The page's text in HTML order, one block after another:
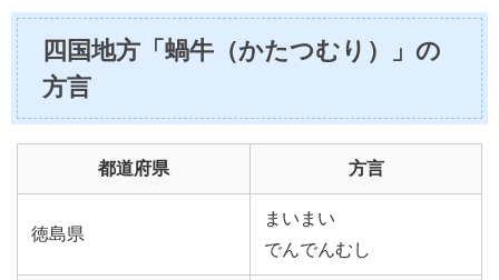
四国地方「蝸牛（かたつむり）」の
方言
都道府県 方言
徳島県
まいまい
でんでんむし